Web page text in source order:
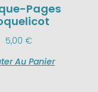
Pages
5,00 €
Au Panier